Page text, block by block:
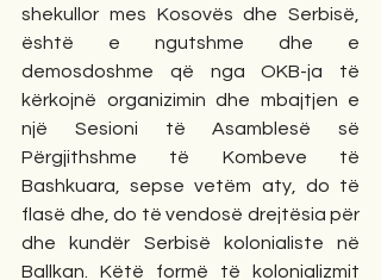
shekullor mes Kosovës dhe Serbisë,
është e ngutshme dhe e
demosdoshme që nga OKB-ja të
kërkojnë organizimin dhe mbajtjen e
një Sesioni të Asamblesë së
Përgjithshme të Kombeve të
Bashkuara, sepse vetëm aty, do të
flasë dhe, do të vendosë drejtësia për
dhe kundër Serbisë kolonialiste në
Ballkan. Këtë formë të kolonializmit